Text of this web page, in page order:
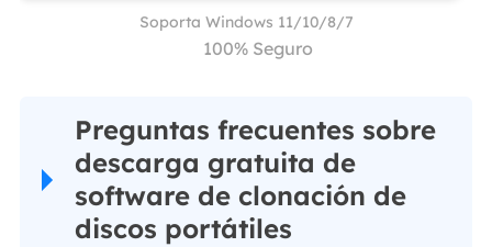
Soporta Windows 11/10/8/7
100% Seguro
Preguntas frecuentes sobre
descarga gratuita de
software de clonación de
discos portátiles